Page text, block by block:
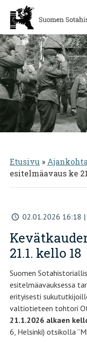
Etusivu »
esitelmäavaus ke
02.01.2026 16:18
21.1. kello 18
Suomen
esitelmäavauksessa
erityisesti
valtiotieteen tohtori
21.1.2026 alkaen
6, Helsinki) otsikolla